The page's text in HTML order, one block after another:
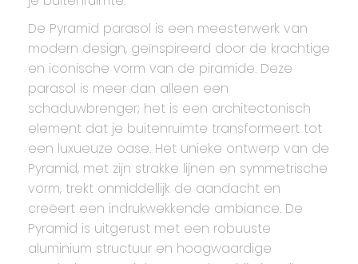
De Pyramid parasol is een meesterwerk van
modern design, geïnspireerd door de krachtige
en iconische vorm van de piramide. Deze
parasol is meer dan alleen een
schaduwbrenger; het is een architectonisch
element dat je buitenruimte transformeert tot
een luxueuze oase. Het unieke ontwerp van de
Pyramid, met zijn strakke lijnen en symmetrische
vorm, trekt onmiddellijk de aandacht en
creëert een indrukwekkende ambiance. De
Pyramid is uitgerust met een robuuste
aluminium structuur en hoogwaardige